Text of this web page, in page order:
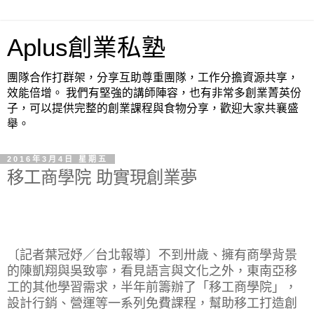
Aplus創業私塾
團隊合作打群架，分享互助尊重團隊，工作分擔資源共享，
效能倍增。 我們有堅強的講師陣容，也有非常多創業菁英份
子，可以提供完整的創業課程與食物分享，歡迎大家共襄盛
舉。
2016年3月4日 星期五
移工商學院 助實現創業夢
〔記者葉冠妤／台北報導〕不到卅歲、擁有商學背景
的陳凱翔與吳致寧，看見語言與文化之外，東南亞移
工的其他學習需求，半年前籌辦了「移工商學院」，
設計行銷、營運等一系列免費課程，幫助移工打造創